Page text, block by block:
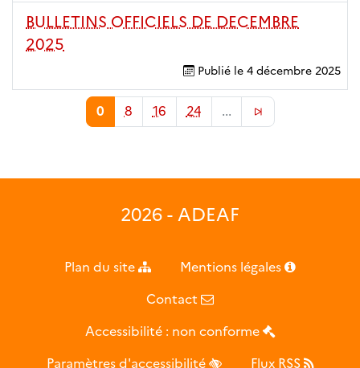
BULLETINS OFFICIELS DE DECEMBRE
2025
Publié le 4 décembre 2025
0 8 16 24 ...
2026 - ADEAF
Plan du site Mentions légales
Contact
Accessibilité : non conforme
Paramètres d'accessibilité Flux RSS